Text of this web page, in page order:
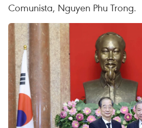
Comunista, Nguyen Phu Trong.